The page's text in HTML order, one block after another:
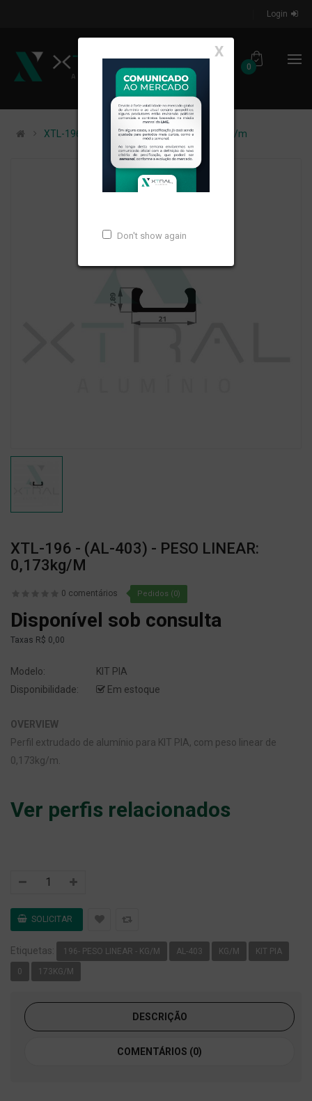
Login
0
X
Don't show again
XTL-196 - (AL-403) - PESO LINEAR: 0,173kg/m
XTL-196 - (AL-403) - PESO LINEAR:
0,173kg/m
0 comentários Pedidos (0)
Disponível sob consulta
Taxas R$ 0,00
Modelo:
KIT PIA
Disponibilidade:
Em estoque
OVERVIEW
Perfil extrudado de alumínio para KIT PIA, com peso linear de
0,173kg/m.
Ver perfis relacionados
Etiquetas: 196- PESO LINEAR - KG/M AL-403 KG/M KIT PIA
0 173KG/M
DESCRIÇÃO
COMENTÁRIOS (0)